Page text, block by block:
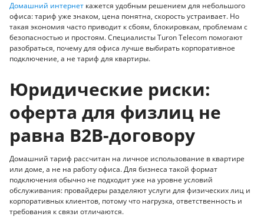
Домашний интернет кажется удобным решением для небольшого
офиса: тариф уже знаком, цена понятна, скорость устраивает. Но
такая экономия часто приводит к сбоям, блокировкам, проблемам с
безопасностью и простоям. Специалисты Turon Telecom помогают
разобраться, почему для офиса лучше выбирать корпоративное
подключение, а не тариф для квартиры.
Юридические риски:
оферта для физлиц не
равна B2B-договору
Домашний тариф рассчитан на личное использование в квартире
или доме, а не на работу офиса. Для бизнеса такой формат
подключения обычно не подходит уже на уровне условий
обслуживания: провайдеры разделяют услуги для физических лиц и
корпоративных клиентов, потому что нагрузка, ответственность и
требования к связи отличаются.